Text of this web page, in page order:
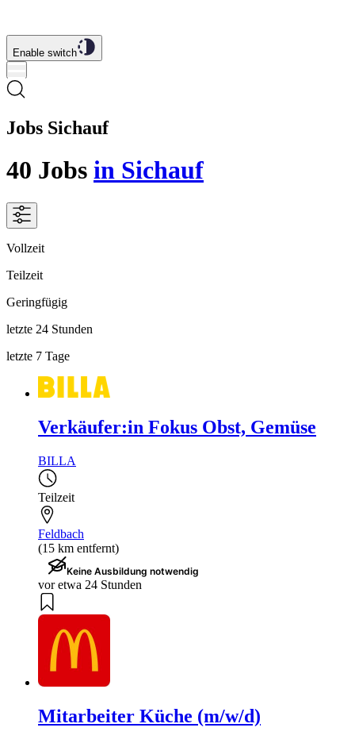
Enable switch
Jobs Sichauf
40 Jobs in Sichauf
Vollzeit
Teilzeit
Geringfügig
letzte 24 Stunden
letzte 7 Tage
Verkäufer:in Fokus Obst, Gemüse
BILLA
Teilzeit
Feldbach
(15 km entfernt)
Keine Ausbildung notwendig
vor etwa 24 Stunden
Mitarbeiter Küche (m/w/d)